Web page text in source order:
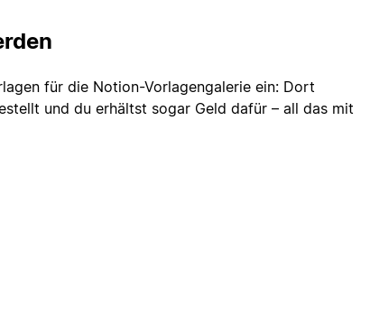
für die Notion-Vorlagengalerie ein: Dort
und du erhältst sogar Geld dafür – all das mit